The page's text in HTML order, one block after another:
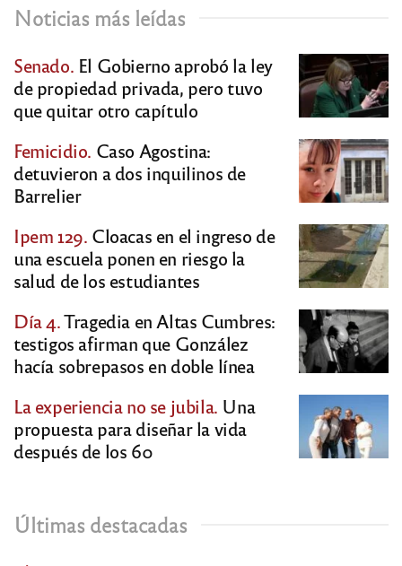
Noticias más leídas
Senado. El Gobierno aprobó la ley
de propiedad privada, pero tuvo
que quitar otro capítulo
Femicidio. Caso Agostina:
detuvieron a dos inquilinos de
Barrelier
Ipem 129. Cloacas en el ingreso de
una escuela ponen en riesgo la
salud de los estudiantes
Día 4.Tragedia en Altas Cumbres:
testigos afirman que González
hacía sobrepasos en doble línea
La experiencia no se jubila. Una
propuesta para diseñar la vida
después de los 60
Últimas destacadas